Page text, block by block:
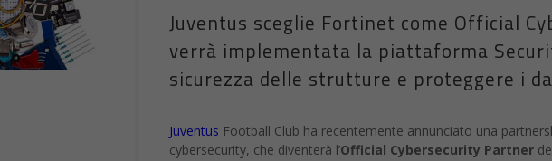
sicurezza delle strutture e proteggere i
JuventusFootball Club ha recentemente annunciato una
impegno verso l’innovazione e la sicurezza, sia sul campo che